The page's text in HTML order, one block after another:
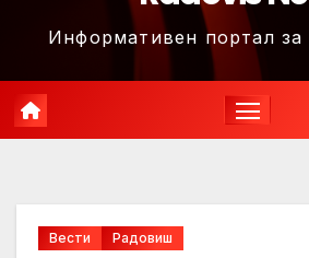
Информативен портал за
Вести Радовиш